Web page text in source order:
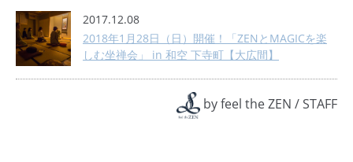
2017.12.08
2018年1月28日（日）開催！「ZENとMAGICを楽
しむ坐禅会」 in 和空 下寺町【大広間】
byfeel the ZEN /STAFF